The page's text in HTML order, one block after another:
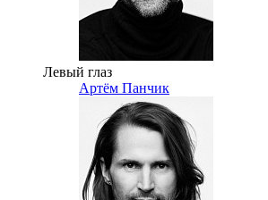
Левый глаз
Артём Панчик